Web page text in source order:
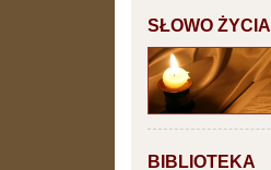
SŁOWO ŻYCIA
BIBLIOTEKA